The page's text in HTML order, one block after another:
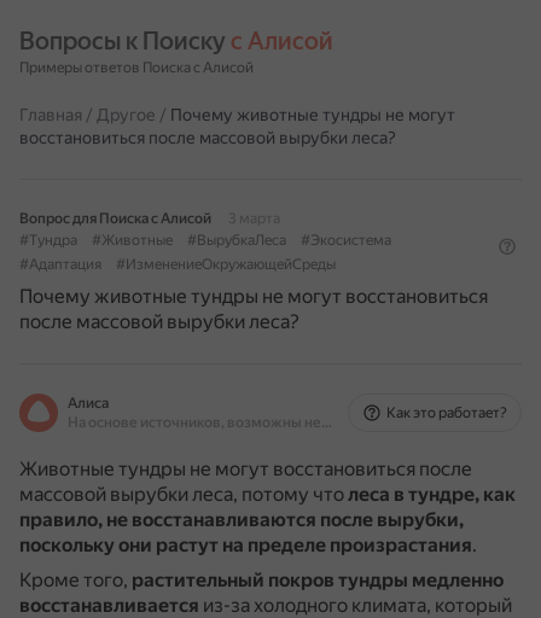
Вопросы к Поиску с Алисой
Примеры ответов Поиска с Алисой
Главная / Другое / Почему животные тундры не могут
восстановиться после массовой вырубки леса?
Вопрос для Поиска с Алисой
3 марта
#Тундра
#Животные #ВырубкаЛеса
#Экосистема
#Адаптация
#ИзменениеОкружающейСреды
Почему животные тундры не могут восстановиться
после массовой вырубки леса?
Алиса
На основе источников, возможны неточности
Как это работает?
Животные тундры не могут восстановиться после
массовой вырубки леса, потому чтолеса в тундре, как
правило, не восстанавливаются после вырубки,
поскольку они растут на пределе произрастания.
Кроме того, растительный покров тундры медленно
восстанавливается из-за холодного климата, который